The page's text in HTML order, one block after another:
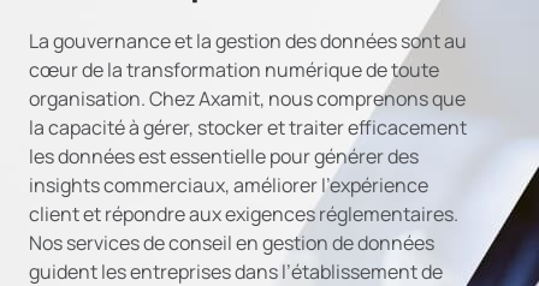
La gouvernance et la gestion des données sont au
cœur de la transformation numérique de toute
organisation. Chez Axamit, nous comprenons que
la capacité à gérer, stocker et traiter efficacement
les données est essentielle pour générer des
insights commerciaux, améliorer l’expérience
client et répondre aux exigences réglementaires.
Nos services de conseil en gestion de données
guident les entreprises dans l’établissement de